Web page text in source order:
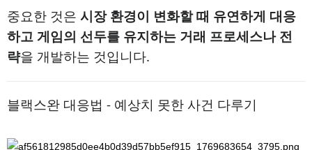
중요한 것은 시장 환경이 변화할 때 유연하게 대응
하고 게임의 선두를 유지하는 거래 프로세스나 전
략을 개발하는 것입니다.
블랙스완 대응법 - 예상치 못한 사건 다루기